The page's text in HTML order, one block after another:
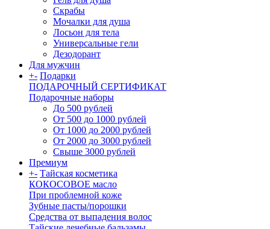
Скрабы
Мочалки для душа
Лосьон для тела
Универсальные гели
Дезодорант
Для мужчин
+- Подарки
ПОДАРОЧНЫЙ СЕРТИФИКАТ
Подарочные наборы
До 500 рублей
От 500 до 1000 рублей
От 1000 до 2000 рублей
От 2000 до 3000 рублей
Свыше 3000 рублей
Премиум
+- Тайская косметика
КОКОСОВОЕ масло
При проблемной коже
Зубные пасты/порошки
Средства от выпадения волос